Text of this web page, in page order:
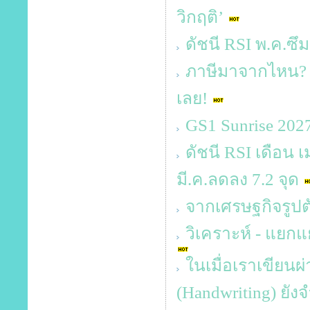
วิกฤติ’
ดัชนี RSI พ.ค.ซึ
ภาษีมาจากไหน
เลย!
GS1 Sunrise
ดัชนี RSI เดือน เ
มี.ค.ลดลง 7.2 จุด
จากเศรษฐกิจรูป
วิเคราะห์ - แยกแ
ในเมื่อเราเขีย
(Handwriting) ยัง